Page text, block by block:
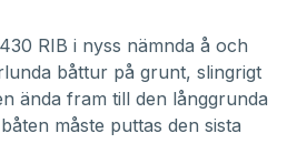
RIB i nyss nämnda å och
båttur på grunt, slingrigt
ända fram till den långgrunda
måste puttas den sista